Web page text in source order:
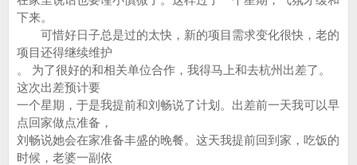
下来。
可惜好日子总是过的太快，新的项目需求变化很快，老的
项目还得继续维护
。 为了很好的和相关单位合作，我得马上和去杭州出差了。
这次出差预计要
一个星期，于是我提前和刘畅说了计划。出差前一天我可以早
点回家做点准备，
刘畅说她会在家准备丰盛的晚餐。这天我提前回到家，吃饭的
时候，老婆一副依